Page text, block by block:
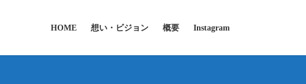
HOME 想い・ビジョン 概要 Instagram